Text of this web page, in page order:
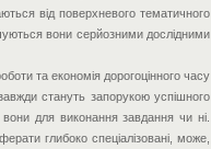
від поверхневого тематичного
вони серйозними дослідними
та економія дорогоцінного часу
завжди стануть запорукою успішного
для виконання завдання чи ні.
глибоко спеціалізовані, може,